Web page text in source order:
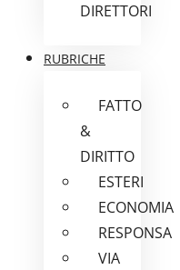
DIRETTORI
RUBRICHE
FATTO
&
DIRITTO
ESTERI
ECONOMIA
RESPONSA
VIA